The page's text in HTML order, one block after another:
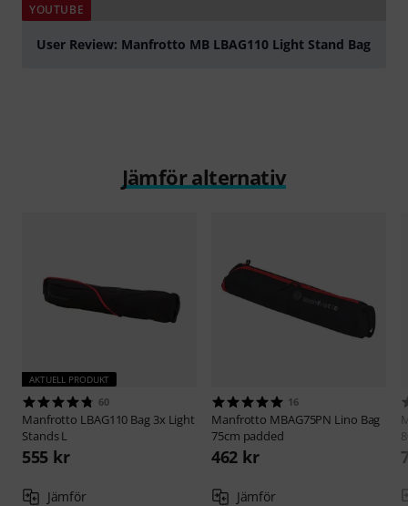
YOUTUBE
User Review: Manfrotto MB LBAG110 Light Stand Bag
Jämför alternativ
AKTUELL PRODUKT
60
Manfrotto LBAG110 Bag 3x Light
Stands L
555 kr
Jämför
16
Manfrotto MBAG75PN Lino Bag
75cm padded
462 kr
Jämför